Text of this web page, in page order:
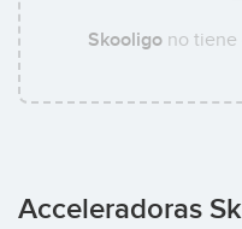
Skooligono tiene
Acceleradoras